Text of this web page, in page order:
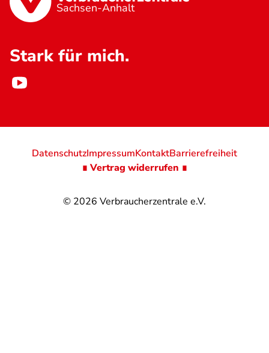
Sachsen-Anhalt
Stark für mich.
© 2026 Verbraucherzentrale e.V.
DatenschutzImpressumKontaktBarrierefreiheit
∎ Vertrag widerrufen ∎